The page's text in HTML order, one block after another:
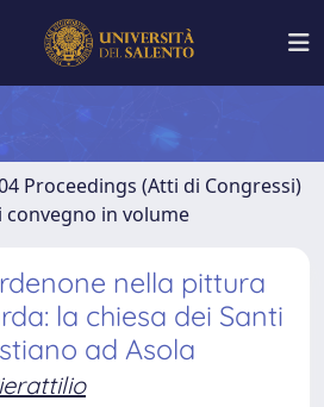
Proceedings (Atti di Congressi)
convegno in volume
nella pittura
la chiesa dei Santi
ad Asola